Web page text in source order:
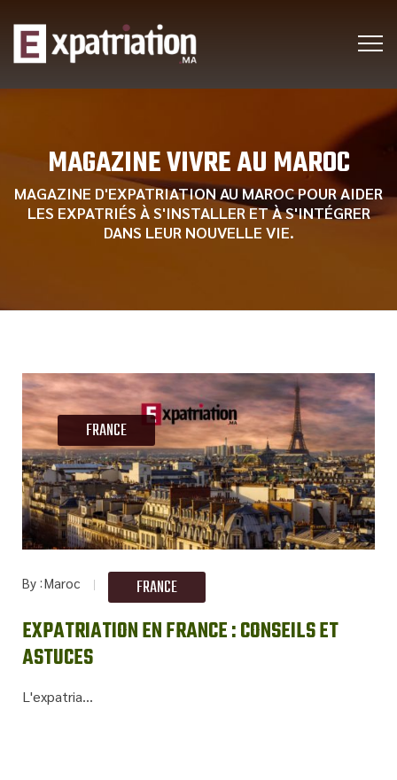
MAGAZINE VIVRE AU MAROC
MAGAZINE D'EXPATRIATION AU MAROC POUR AIDER
LES EXPATRIÉS À S'INSTALLER ET À S'INTÉGRER
DANS LEUR NOUVELLE VIE.
FRANCE
By Maroc FRANCE
EXPATRIATION EN FRANCE : CONSEILS ET
ASTUCES
L'expatria...